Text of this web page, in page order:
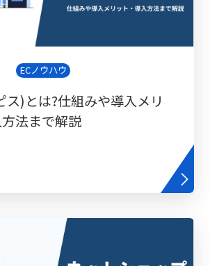
ECノウハウ
ス)とは?仕組みや導入メリ
法まで解説